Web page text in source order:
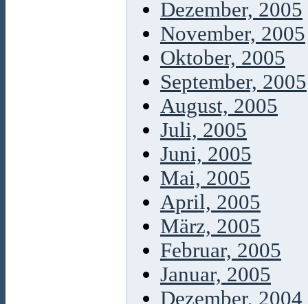
Dezember, 2005
November, 2005
Oktober, 2005
September, 2005
August, 2005
Juli, 2005
Juni, 2005
Mai, 2005
April, 2005
März, 2005
Februar, 2005
Januar, 2005
Dezember, 2004